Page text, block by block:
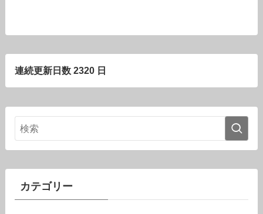
連続更新日数 2320 日
カテゴリー